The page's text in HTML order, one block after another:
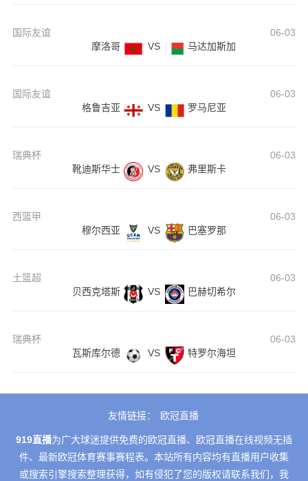
国际友谊
06-03
摩洛哥
VS 马达加斯加
国际友谊
06-03
格鲁吉亚
VS 罗马尼亚
瑞典杯
06-03
靴迪斯华士
VS 弗里斯卡
西篮甲
06-03
穆尔西亚
VS 巴塞罗那
土篮超
06-03
贝西克塔斯
VS 巴赫切希尔
瑞典杯
06-03
瓦斯库尔德
VS 特罗尔海坦
友情链接： 欧冠直播
919直播为广大球迷提供免费的欧冠直播、欧冠直播在线视频无插
件、最新欧冠体育赛事赛程表。本站所有内容均有直播用户收集
或搜索引擎搜索整理获得，如有侵犯了您的版权请联系我们，我